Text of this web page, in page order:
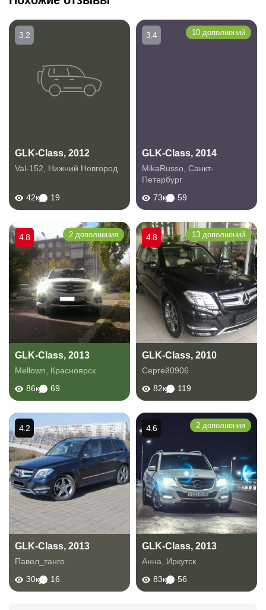
GLK-Class, 2012
Val-152 Нижний Новгород
42к 19
3.2
GLK-Class, 2014
MikaRusso Санкт-
Петербург
73к
59
3.4 10 дополнений
GLK-Class, 2013
Mellown
Красноярск
86к
69
4.8 2 дополнения
GLK-Class, 2010
Сергей0906
82к
119
4.8 13 дополнений
GLK-Class, 2013
Павел_танго
30к
16
4.2
GLK-Class, 2013
Анна
Иркутск
83к
56
4.6 2 дополнения